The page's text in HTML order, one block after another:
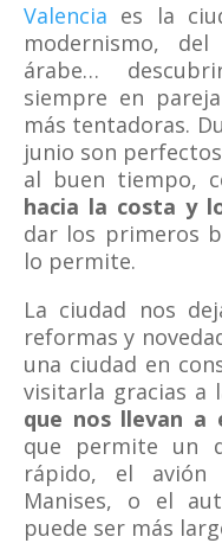
Valencia es la
modernismo,
árabe…
siempre en
más tentadoras.
junio son
al buen tiempo,
hacia la costa y
dar los primeros
lo permite.
La ciudad nos
reformas y
una ciudad en
visitarla gracias a
que nos llevan a
que permite un
rápido, el
Manises, o el
puede ser más